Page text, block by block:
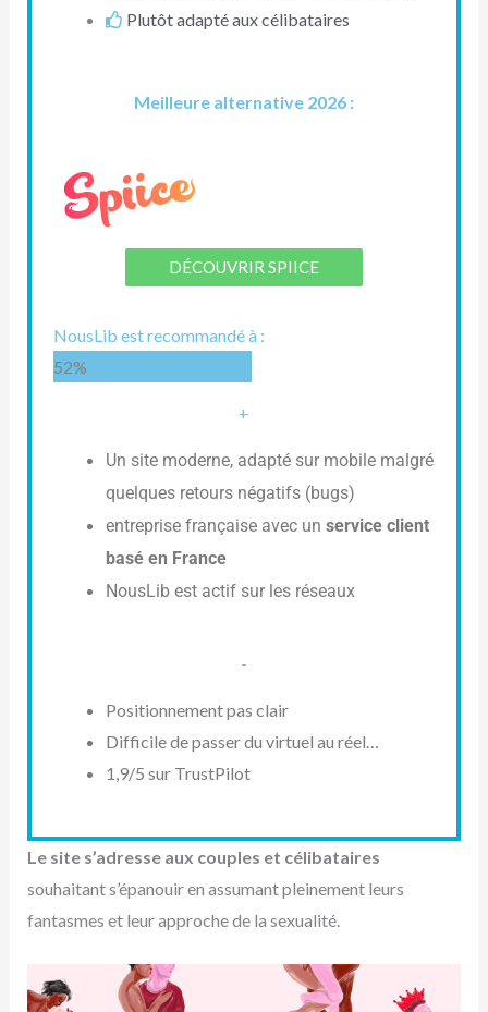
Plutôt adapté aux célibataires
Meilleure alternative 2026 :
DÉCOUVRIR SPIICE
NousLib est recommandé à :
52%
+
Un site moderne, adapté sur mobile malgré
quelques retours négatifs (bugs)
entreprise française avec un service client
basé en France
NousLib est actif sur les réseaux
-
Positionnement pas clair
Difficile de passer du virtuel au réel…
1,9/5 sur TrustPilot
Le site s’adresse aux couples et célibataires
souhaitant s’épanouir en assumant pleinement leurs
fantasmes et leur approche de la sexualité.